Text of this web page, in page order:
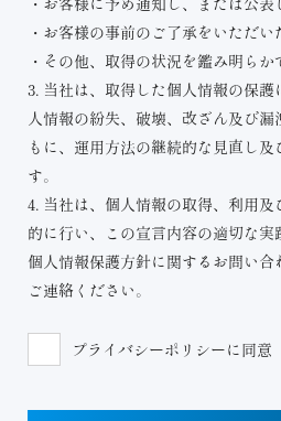
・お客様の事前のご了承をいただい
・その他、取得の状況を鑑み明ら
3. 当社は、取得した個人情報の保
人情報の紛失、破壊、改ざん及び
もに、運用方法の継続的な見直し及
す。
4. 当社は、個人情報の取得、利用
的に行い、この宣言内容の適切な実
個人情報保護方針に関するお問い合
ご連絡ください。
プライバシーポリシーに同意